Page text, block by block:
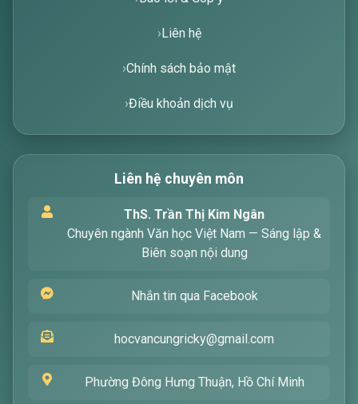
tìm kiếm các bài viết về văn học. Hãy nhập từ
khóa mà bạn quan tâm, tôi sẽ giúp bạn ngay
Liên hệ
Chính sách bảo mật
Điều khoản dịch vụ
Liên hệ chuyên môn
ThS. Trần Thị Kim Ngân
Chuyên ngành Văn học Việt Nam — Sáng lập &
Biên soạn nội dung
Nhắn tin qua Facebook
hocvancungricky@gmail.com
Phường Đông Hưng Thuận, Hồ Chí Minh